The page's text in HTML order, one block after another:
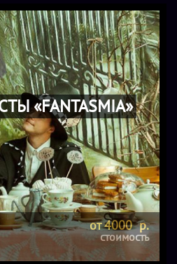
«FANTASMIA»
от 4000 р.
стоимость